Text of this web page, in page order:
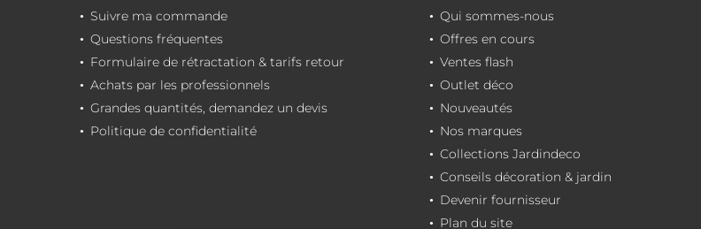
Suivre ma commande
Questions fréquentes
Formulaire de rétractation & tarifs retour
Achats par les professionnels
Grandes quantités, demandez un devis
Politique de confidentialité
Qui sommes-nous
Offres en cours
Ventes flash
Outlet déco
Nouveautés
Nos marques
Collections Jardindeco
Conseils décoration & jardin
Devenir fournisseur
Plan du site